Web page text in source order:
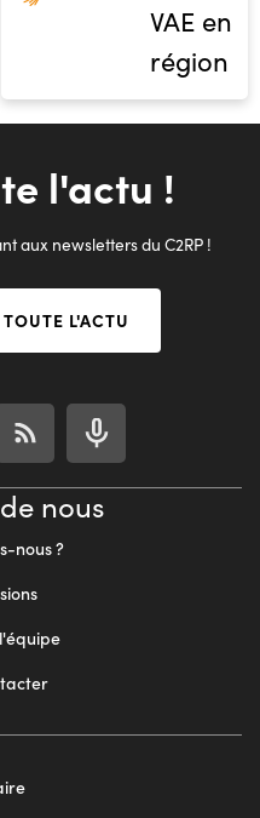
VAE en
région
l'actu !
aux newsletters du C2RP !
L'ACTU
nous
nous ?